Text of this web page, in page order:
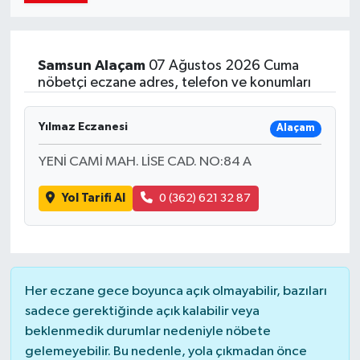
Samsun Alaçam07 Ağustos 2026 Cuma
nöbetçi eczane adres, telefon ve konumları
Yılmaz Eczanesi Alaçam
YENİ CAMİ MAH. LİSE CAD. NO:84 A
Yol Tarifi Al 0 (362) 621 32 87
Her eczane gece boyunca açık olmayabilir, bazıları
sadece gerektiğinde açık kalabilir veya
beklenmedik durumlar nedeniyle nöbete
gelemeyebilir. Bu nedenle, yola çıkmadan önce